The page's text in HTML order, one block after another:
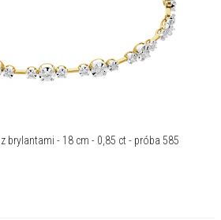
brylantami - 18 cm - 0,85 ct - próba 585